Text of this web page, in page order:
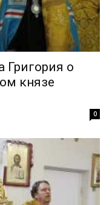
Григория о
князе
0